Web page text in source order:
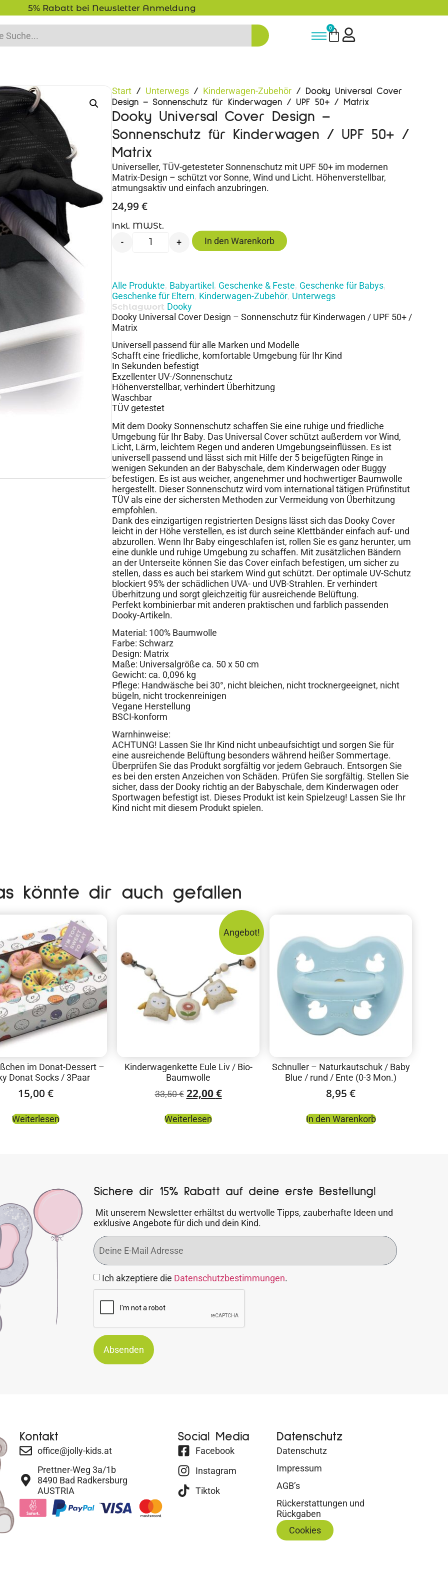
5% Rabatt bei Newsletter Anmeldung
0
Start / Unterwegs / Kinderwagen-Zubehör / Dooky Universal Cover
Design – Sonnenschutz für Kinderwagen / UPF 50+ / Matrix
Dooky Universal Cover Design –
Sonnenschutz für Kinderwagen / UPF 50+ /
Matrix
Universeller, TÜV-getesteter Sonnenschutz mit UPF 50+ im modernen
Matrix-Design – schützt vor Sonne, Wind und Licht. Höhenverstellbar,
atmungsaktiv und einfach anzubringen.
24,99 €
inkl. MWSt.
- + In den Warenkorb
Alle Produkte, Babyartikel, Geschenke & Feste, Geschenke für Babys,
Geschenke für Eltern, Kinderwagen-Zubehör, Unterwegs
Schlagwort Dooky
Dooky Universal Cover Design – Sonnenschutz für Kinderwagen / UPF 50+ /
Matrix
Universell passend für alle Marken und Modelle
Schafft eine friedliche, komfortable Umgebung für Ihr Kind
In Sekunden befestigt
Exzellenter UV-/Sonnenschutz
Höhenverstellbar, verhindert Überhitzung
Waschbar
TÜV getestet
Mit dem Dooky Sonnenschutz schaffen Sie eine ruhige und friedliche
Umgebung für Ihr Baby. Das Universal Cover schützt außerdem vor Wind,
Licht, Lärm, leichtem Regen und anderen Umgebungseinflüssen. Es ist
universell passend und lässt sich mit Hilfe der 5 beigefügten Ringe in
wenigen Sekunden an der Babyschale, dem Kinderwagen oder Buggy
befestigen. Es ist aus weicher, angenehmer und hochwertiger Baumwolle
hergestellt. Dieser Sonnenschutz wird vom international tätigen Prüfinstitut
TÜV als eine der sichersten Methoden zur Vermeidung von Überhitzung
empfohlen.
Dank des einzigartigen registrierten Designs lässt sich das Dooky Cover
leicht in der Höhe verstellen, es ist durch seine Klettbänder einfach auf- und
abzurollen. Wenn Ihr Baby eingeschlafen ist, rollen Sie es ganz herunter, um
eine dunkle und ruhige Umgebung zu schaffen. Mit zusätzlichen Bändern
an der Unterseite können Sie das Cover einfach befestigen, um sicher zu
stellen, dass es auch bei starkem Wind gut schützt. Der optimale UV-Schutz
blockiert 95% der schädlichen UVA- und UVB-Strahlen. Er verhindert
Überhitzung und sorgt gleichzeitig für ausreichende Belüftung.
Perfekt kombinierbar mit anderen praktischen und farblich passenden
Dooky-Artikeln.
Material: 100% Baumwolle
Farbe: Schwarz
Design: Matrix
Maße: Universalgröße ca. 50 x 50 cm
Gewicht: ca. 0,096 kg
Pflege: Handwäsche bei 30°, nicht bleichen, nicht trocknergeeignet, nicht
bügeln, nicht trockenreinigen
Vegane Herstellung
BSCI-konform
Warnhinweise:
ACHTUNG! Lassen Sie Ihr Kind nicht unbeaufsichtigt und sorgen Sie für
eine ausreichende Belüftung besonders während heißer Sommertage.
Überprüfen Sie das Produkt sorgfältig vor jedem Gebrauch. Entsorgen Sie
es bei den ersten Anzeichen von Schäden. Prüfen Sie sorgfältig. Stellen Sie
sicher, dass der Dooky richtig an der Babyschale, dem Kinderwagen oder
Sportwagen befestigt ist. Dieses Produkt ist kein Spielzeug! Lassen Sie Ihr
Kind nicht mit diesem Produkt spielen.
könnte dir auch gefallen
im Donat-Dessert –
Donat Socks / 3Paar
15,00 €
Weiterlesen
Angebot!
Kinderwagenkette Eule Liv / Bio-
Baumwolle
33,50€ 22,00€
Weiterlesen
Schnuller – Naturkautschuk / Baby
Blue / rund / Ente (0-3 Mon.)
8,95 €
In den Warenkorb
Sichere dir 15% Rabatt auf deine erste Bestellung!
Mit unserem Newsletter erhältst du wertvolle Tipps, zauberhafte Ideen und
exklusive Angebote für dich und dein Kind.
Ich akzeptiere die Datenschutzbestimmungen.
Absenden
Kontakt
office@jolly-kids.at
Prettner-Weg 3a/1b
8490 Bad Radkersburg
AUSTRIA
Social Media
Facebook
Instagram
Tiktok
Datenschutz
Datenschutz
Impressum
AGB’s
Rückerstattungen und
Rückgaben
Cookies